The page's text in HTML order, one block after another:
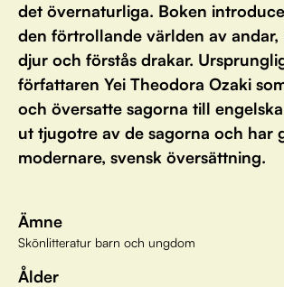
det övernaturliga. Boken
den förtrollande världen av andar,
djur och förstås drakar.
författaren Yei Theodora Ozaki
och översatte sagorna till
ut tjugotre av de sagorna och har
modernare, svensk översättning.
Ämne
Skönlitteratur barn och ungdom
Ålder